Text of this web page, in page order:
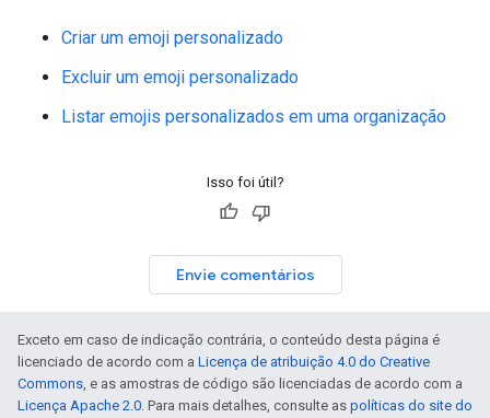
Criar um emoji personalizado
Excluir um emoji personalizado
Listar emojis personalizados em uma organização
Isso foi útil?
Envie comentários
Exceto em caso de indicação contrária, o conteúdo desta página é
licenciado de acordo com a Licença de atribuição 4.0 do Creative
Commons, e as amostras de código são licenciadas de acordo com a
Licença Apache 2.0. Para mais detalhes, consulte as políticas do site do